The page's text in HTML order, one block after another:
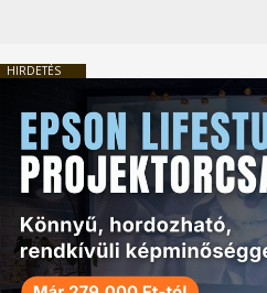
HIRDETÉS